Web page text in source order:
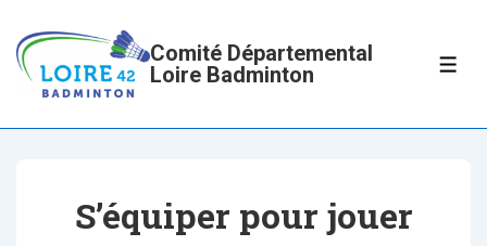
passer
contenu
principal
Comité Départemental
Loire Badminton
S’équiper pour jouer